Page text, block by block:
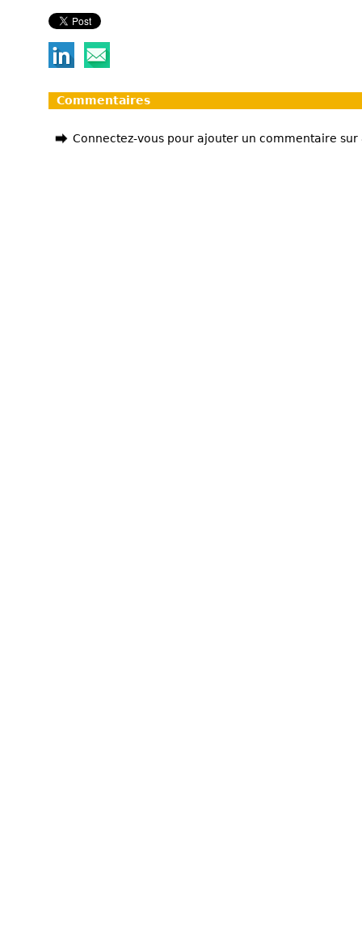
Commentaires
Connectez-vous pour ajouter un commentaire sur